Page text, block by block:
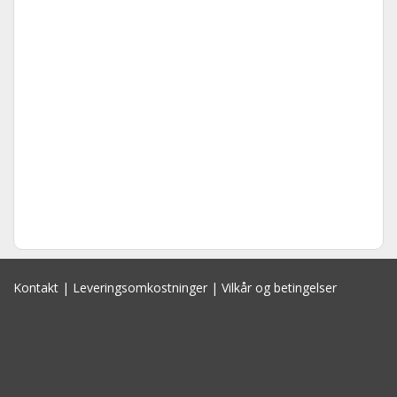
Kontakt | Leveringsomkostninger | Vilkår og betingelser